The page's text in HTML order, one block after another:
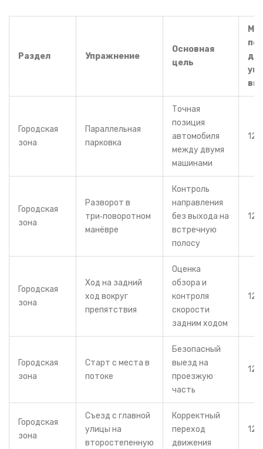
Раздел Упражнение
Основная
цель
для
Городская
зона
Параллельная
парковка
Точная
позиция
автомобиля
между двумя
машинами
Городская
зона
Разворот в
три‑поворотном
манёвре
Контроль
направления
без выхода на
встречную
полосу
Городская
зона
Ход на задний
ход вокруг
препятствия
Оценка
обзора и
контроля
скорости
задним ходом
Городская
зона
Старт с места в
потоке
Безопасный
выезд на
проезжую
часть
Городская
зона
Съезд с главной
улицы на
второстепенную
Корректный
переход
движения